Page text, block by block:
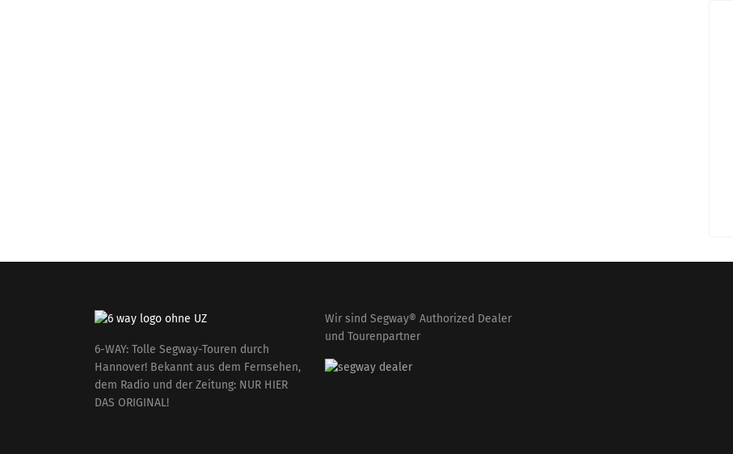
6-WAY: Tolle Segway-Touren durch
Hannover! Bekannt aus dem Fernsehen,
dem Radio und der Zeitung: NUR HIER
DAS ORIGINAL!
Wir sind Segway® Authorized Dealer
und Tourenpartner